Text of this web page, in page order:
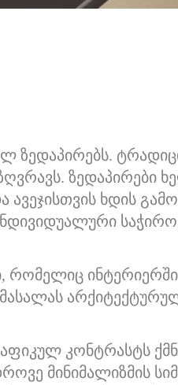
ზედაპირებს.
ზედაპირები
ხდის
რომელიც
კონტრასტს
მინიმალიზმის